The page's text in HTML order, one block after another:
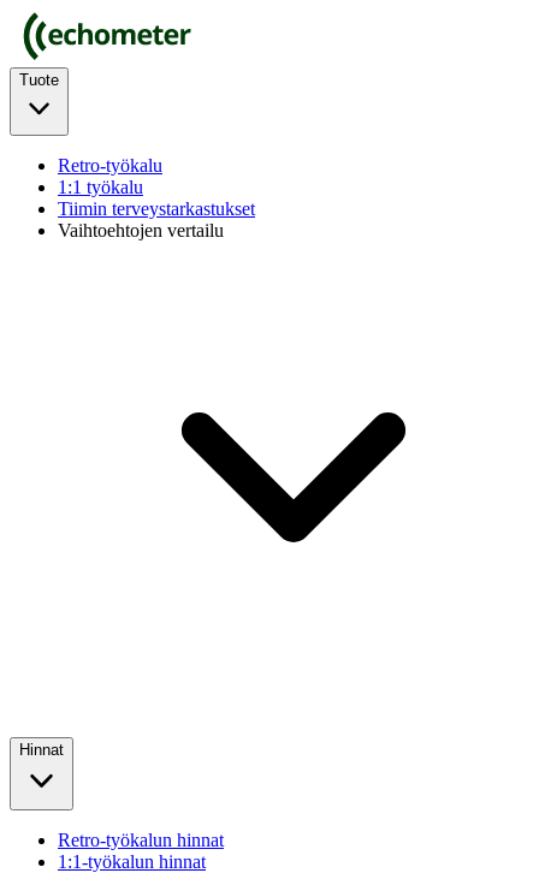
Tuote
Retro-työkalu
1:1 työkalu
Tiimin terveystarkastukset
Vaihtoehtojen vertailu
Hinnat
Retro-työkalun hinnat
1:1-työkalun hinnat